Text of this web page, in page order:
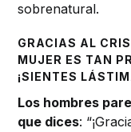
sobrenatural.
GRACIAS AL
MUJER ES TAN
¡SIENTES
Los hombres
que dices: